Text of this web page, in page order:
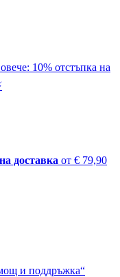
10% отстъпка на
доставка от € 79,90
и поддръжка“